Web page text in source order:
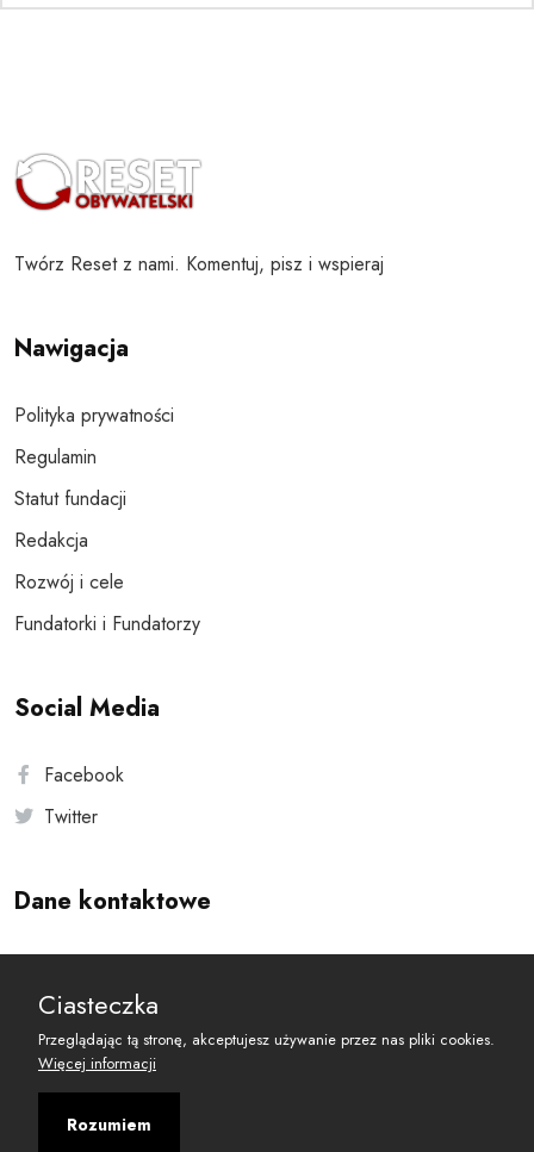
Twórz Reset z nami. Komentuj, pisz i wspieraj
Nawigacja
Polityka prywatności
Regulamin
Statut fundacji
Redakcja
Rozwój i cele
Fundatorki i Fundatorzy
Social Media
Facebook
Twitter
Dane kontaktowe
reset@resetobywatelski.pl
Ciasteczka
Przeglądając tą stronę, akceptujesz używanie przez nas pliki cookies.
Więcej informacji
Rozumiem